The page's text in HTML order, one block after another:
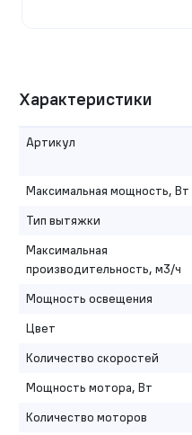
Характеристики
Артикул
Максимальная мощность, Вт
Тип вытяжки
Максимальная
производительность, м3/ч
Мощность освещения
Цвет
Количество скоростей
Мощность мотора, Вт
Количество моторов